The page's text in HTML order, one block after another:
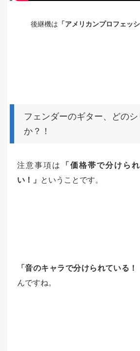
後継機は 「アメリカンプロフェッ
フェンダーのギター、どの
か？！
注意事項は
「価格帯で分けら
い！」
ということです。
「音のキャラで分けられている！
んですね。